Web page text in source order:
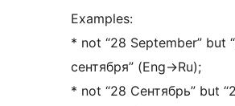
Examples:
* not “28 September” but
сентября” (Eng->Ru);
* not “28 Сентябрь” but